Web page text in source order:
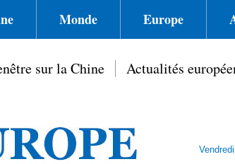
Monde Europe
sur la Chine Actualités